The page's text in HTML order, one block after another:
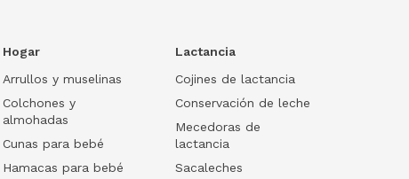
Hogar
Arrullos y muselinas
Colchones y
almohadas
Cunas para bebé
Hamacas para bebé
Lactancia
Cojines de lactancia
Conservación de leche
Mecedoras de
lactancia
Sacaleches